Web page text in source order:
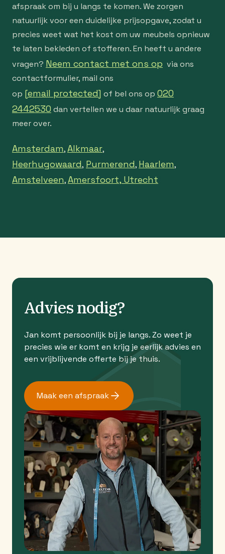
afspraak om bij u langs te komen. We zorgen
natuurlijk voor een duidelijke prijsopgave, zodat u
precies weet wat het kost om uw meubels opnieuw
te laten bekleden of stofferen. En heeft u andere
vragen? Neem contact met ons op via ons
contactformulier, mail ons
op [email protected] of bel ons op 020
2442530 dan vertellen we u daar natuurlijk graag
meer over.
Amsterdam,Alkmaar,
Heerhugowaard, Purmerend, Haarlem,
Amstelveen,Amersfoort, Utrecht
Advies nodig?
Jan komt persoonlijk bij je langs. Zo weet je
precies wie er komt en krijg je eerlijk advies en
een vrijblijvende offerte bij je thuis.
Maak een afspraak